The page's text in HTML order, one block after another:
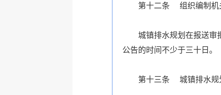
第十二条 组织编制机
城镇排水规划在报送审
公告的时间不少于三十日。
第十三条 城镇排水规